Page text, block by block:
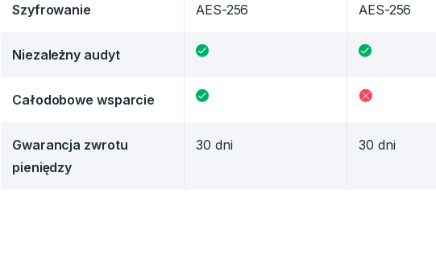
Szyfrowanie AES-256 AES-256
Niezależny audyt
Całodobowe wsparcie
Gwarancja zwrotu
pieniędzy
30 dni 30 dni